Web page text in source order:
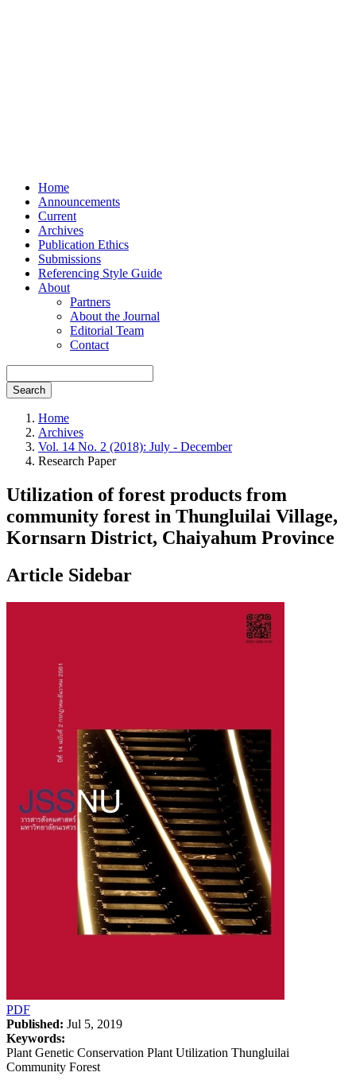
Home
Announcements
Current
Archives
Publication Ethics
Submissions
Referencing Style Guide
About
Partners
About the Journal
Editorial Team
Contact
Search
Home
Archives
Vol. 14 No. 2 (2018): July - December
Research Paper
Utilization of forest products from
community forest in Thungluilai Village,
Kornsarn District, Chaiyahum Province
Article Sidebar
PDF
Published: Jul 5, 2019
Keywords:
Plant Genetic Conservation Plant Utilization Thungluilai
Community Forest